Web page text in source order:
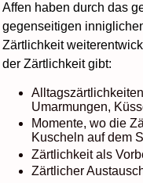
Affen haben durch das
gegenseitigen
Zärtlichkeit
der Zärtlichkeit gibt:
Umarmungen,
Momente, wo die
Kuscheln auf dem
Zärtlichkeit als
Zärtlicher